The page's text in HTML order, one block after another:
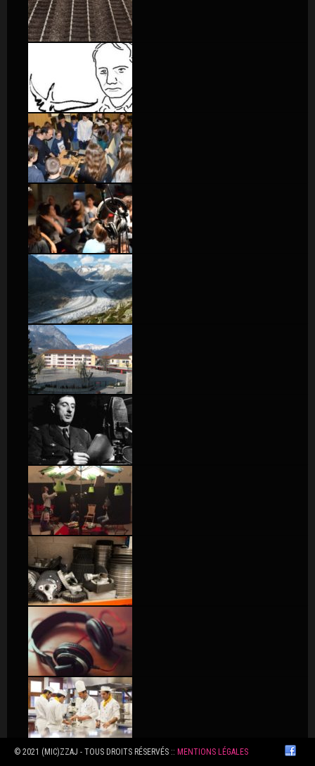
© 2021 (MIC)ZZAJ - TOUS DROITS RÉSERVÉS :: MENTIONS LÉGALES